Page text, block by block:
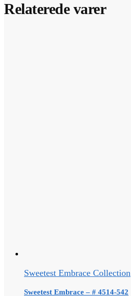
Relaterede varer
Sweetest Embrace Collection
Sweetest Embrace – # 4514-542